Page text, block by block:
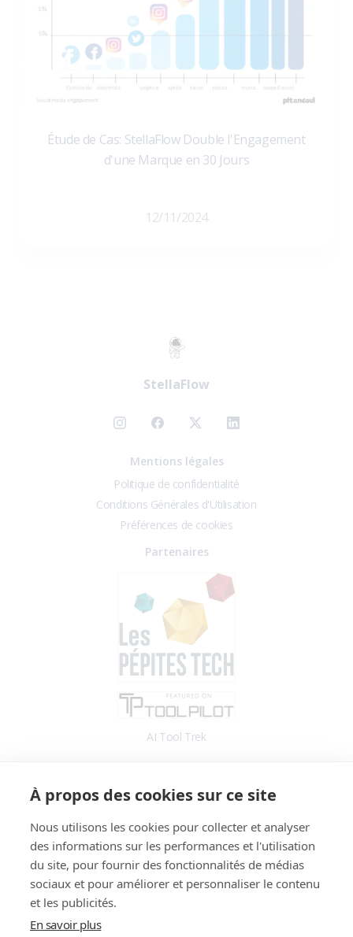
À propos des cookies sur ce site
Nous utilisons les cookies pour collecter et analyser
des informations sur les performances et l'utilisation
du site, pour fournir des fonctionnalités de médias
sociaux et pour améliorer et personnaliser le contenu
et les publicités.
En savoir plus
Étude de Cas: StellaFlow Double l'Engagement
d'une Marque en 30 Jours
12/11/2024
StellaFlow
Mentions légales
Politique de confidentialité
Conditions Générales d'Utilisation
Préférences de cookies
Partenaires
AI Tool Trek
Application
Informations
Fonctionnalités